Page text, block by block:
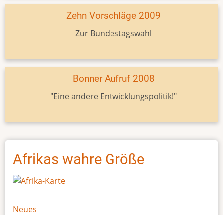
Zehn Vorschläge 2009
Zur Bundestagswahl
Bonner Aufruf 2008
"Eine andere Entwicklungspolitik!"
Afrikas wahre Größe
Neues